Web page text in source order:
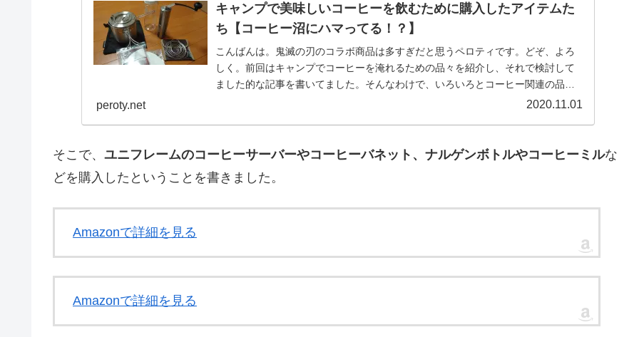
キャンプで美味しいコーヒーを飲むために購入したアイテムた
ち【コーヒー沼にハマってる！？】
こんばんは。鬼滅の刃のコラボ商品は多すぎだと思うペロティです。どぞ、よろ
しく。前回はキャンプでコーヒーを淹れるための品々を紹介し、それで検討して
ました的な記事を書いてました。そんなわけで、いろいろとコーヒー関連の品を
peroty.net 2020.11.01
そこで、 ユニフレームのコーヒーサーバーやコーヒーバネット、ナルゲンボトルやコーヒーミルな
どを購入したということを書きました。
Amazonで詳細を見る
Amazonで詳細を見る